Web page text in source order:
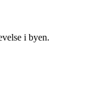
i byen.